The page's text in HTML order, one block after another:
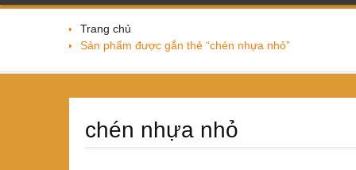
Trang chủ
Sản phẩm được gắn thẻ “chén nhựa nhỏ”
chén nhựa nhỏ